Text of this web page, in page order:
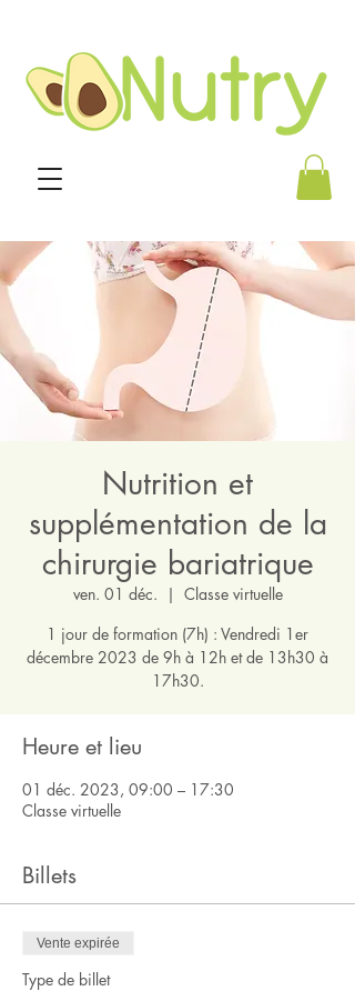
Nutrition et
supplémentation de la
chirurgie bariatrique
ven. 01 déc.
  |
Classe virtuelle
1 jour de formation (7h) : Vendredi 1er
décembre 2023 de 9h à 12h et de 13h30 à
17h30.
Heure et lieu
01 déc. 2023, 09:00 – 17:30
Classe virtuelle
Billets
Vente expirée
Type de billet